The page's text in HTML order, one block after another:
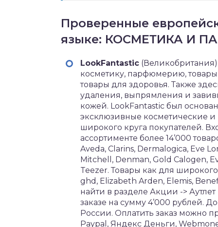
Проверенные
языке: КОСМЕТИКА И
LookFantastic
косметику, парфюмерию,
товары для здоровья. Также
удаления, выпрямления и
кожей. LookFantastic был
эксклюзивные косметические
широкого круга покупателей.
ассортименте более 14’000
Aveda, Clarins, Dermalogica, Eve
Mitchell, Denman, Gold Calogen,
Teezer. Товары как для
ghd, Elizabeth Arden, Elemis,
найти в разделе Акции ->
заказе на сумму 4’000 рублей.
России. Оплатить заказ можно
Paypal, Яндекс Деньги,